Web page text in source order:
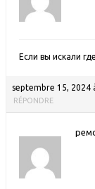
Если вы искали
septembre 15, 2024
RÉPONDRE